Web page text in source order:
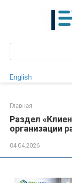
English
Главная
Раздел
организации
04.04.2026